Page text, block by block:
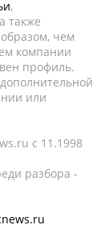
,
также
чем
компании
профиль.
или
c 11.1998
разбора -